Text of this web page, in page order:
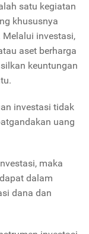
satu kegiatan
khususnya
investasi,
aset berharga
keuntungan
investasi tidak
uang
maka
dalam
dana dan